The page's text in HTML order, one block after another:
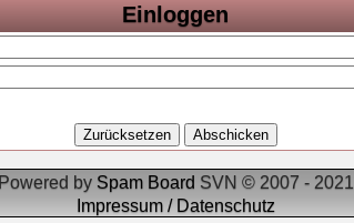
Einloggen
Powered by Spam Board SVN © 2007 - 2021
Impressum / Datenschutz